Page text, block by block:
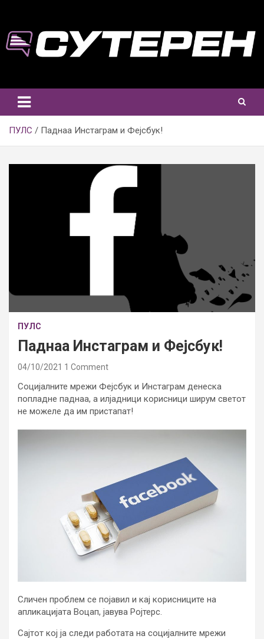
content
ПУЛС Паднаа Инстаграм и Фејсбук!
ПУЛС
Паднаа Инстаграм и Фејсбук!
04/10/2021 1 Comment
Социјалните мрежи Фејсбук и Инстаграм денеска
попладне паднаа, а илјадници корисници ширум светот
не можеле да им пристапат!
Сличен проблем се појавил и кај корисниците на
апликацијата Воцап, јавува Ројтерс.
Сајтот кој ја следи работата на социјалните мрежи